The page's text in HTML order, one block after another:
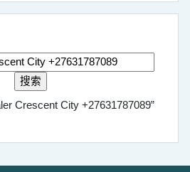
Crescent City +27631787089”